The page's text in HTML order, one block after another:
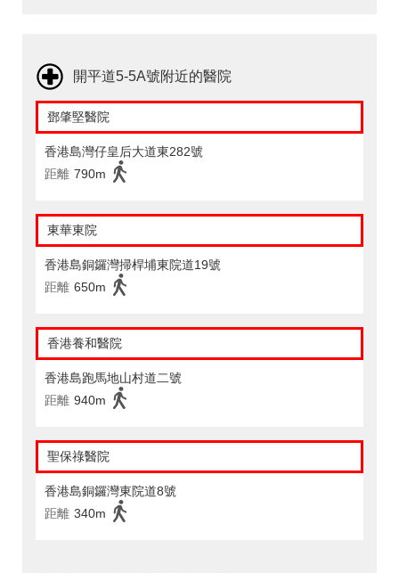
開平道5-5A號附近的醫院
鄧肇堅醫院
香港島灣仔皇后大道東282號
距離 790m
東華東院
香港島銅鑼灣掃桿埔東院道19號
距離 650m
香港養和醫院
香港島跑馬地山村道二號
距離 940m
聖保祿醫院
香港島銅鑼灣東院道8號
距離 340m